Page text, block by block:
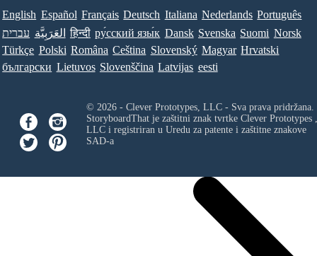
English Español Français Deutsch Italiana Nederlands Português
עברית العَرَبِيَّة हिन्दी ру́сский язы́к Dansk Svenska Suomi Norsk
Türkçe Polski Româna Ceština Slovenský Magyar Hrvatski
български Lietuvos Slovenščina Latvijas eesti
© 2026 - Clever Prototypes, LLC - Sva prava pridržana.
StoryboardThat je zaštitni znak tvrtke Clever Prototypes ,
LLCi registriran u Uredu za patente i zaštitne znakove
SAD-a